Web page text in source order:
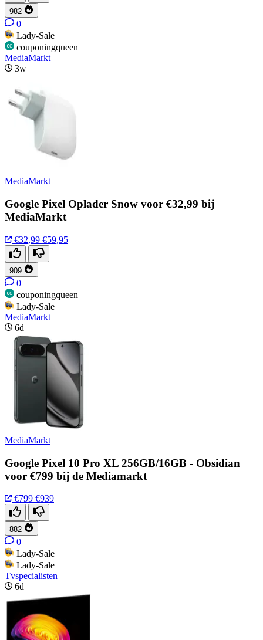
982
0
Lady-Sale
couponingqueen
MediaMarkt
3w
MediaMarkt
Google Pixel Oplader Snow voor €32,99 bij
MediaMarkt
€32,99 €59,95
909
0
couponingqueen
Lady-Sale
MediaMarkt
6d
MediaMarkt
Google Pixel 10 Pro XL 256GB/16GB - Obsidian
voor €799 bij de Mediamarkt
€799 €939
882
0
Lady-Sale
Lady-Sale
Tvspecialisten
6d